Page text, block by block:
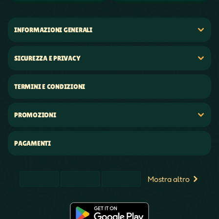
INFORMAZIONI GENERALI
SICUREZZA E PRIVACY
TERMINI E CONDIZIONI
PROMOZIONI
PAGAMENTI
Mostra altro